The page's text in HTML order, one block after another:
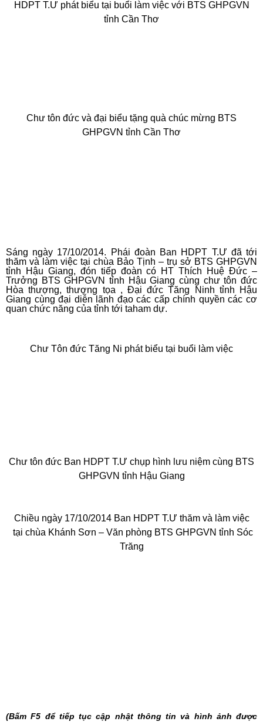
HDPT T.Ư phát biểu tại buổi làm việc với BTS GHPGVN
tỉnh Cần Thơ
Chư tôn đức và đại biểu tặng quà chúc mừng BTS
GHPGVN tỉnh Cần Thơ
Sáng ngày 17/10/2014. Phái đoàn Ban HDPT T.Ư đã tới
thăm và làm việc tại chùa Bảo Tịnh – trụ sở BTS GHPGVN
tỉnh Hậu Giang, đón tiếp đoàn có HT Thích Huệ Đức –
Trưởng BTS GHPGVN tỉnh Hậu Giang cùng chư tôn đức
Hòa thượng, thượng tọa , Đại đức Tăng Ninh tỉnh Hậu
Giang cùng đại diễn lãnh đạo các cấp chính quyền các cơ
quan chức năng của tỉnh tới taham dự.
Chư Tôn đức Tăng Ni phát biểu tại buổi làm việc
Chư tôn đức Ban HDPT T.Ư chụp hình lưu niệm cùng BTS
GHPGVN tỉnh Hậu Giang
Chiều ngày 17/10/2014 Ban HDPT T.Ư thăm và làm việc
tại chùa Khánh Sơn – Văn phòng BTS GHPGVN tỉnh Sóc
Trăng
(Bấm F5 để tiếp tục cập nhật thông tin và hình ảnh được